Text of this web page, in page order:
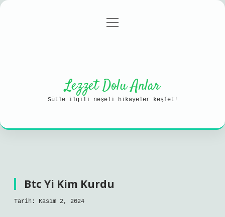
Gizlilik Politikası
menüyü
Lezzet Dolu Anlar
Sütle ilgili neşeli hikayeler keşfet!
Btc Yi Kim Kurdu
Tarih: Kasım 2, 2024